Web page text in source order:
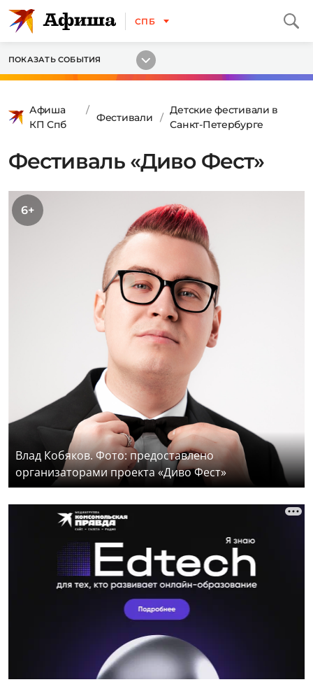
СПБ
ПОКАЗАТЬ СОБЫТИЯ
Афиша
КП Спб
Фестивали
Детские фестивали в
Санкт-Петербурге
Фестиваль «Диво Фест»
6+
Влад Кобяков. Фото: предоставлено
организаторами проекта «Диво Фест»